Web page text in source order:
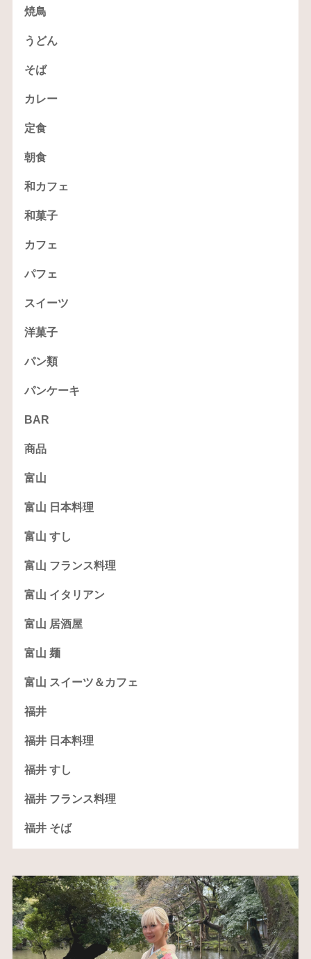
焼鳥
うどん
そば
カレー
定食
朝食
和カフェ
和菓子
カフェ
パフェ
スイーツ
洋菓子
パン類
パンケーキ
BAR
商品
富山
富山 日本料理
富山 すし
富山 フランス料理
富山 イタリアン
富山 居酒屋
富山 麺
富山 スイーツ＆カフェ
福井
福井 日本料理
福井 すし
福井 フランス料理
福井 そば